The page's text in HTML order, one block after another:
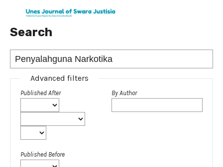
Search
Advanced filters
Published After
Published Before
By Author